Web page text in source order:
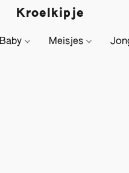
Kroelkipje
Baby Meisjes